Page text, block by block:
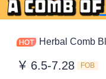
Herbal Comb
￥ 6.5-7.28 FOB